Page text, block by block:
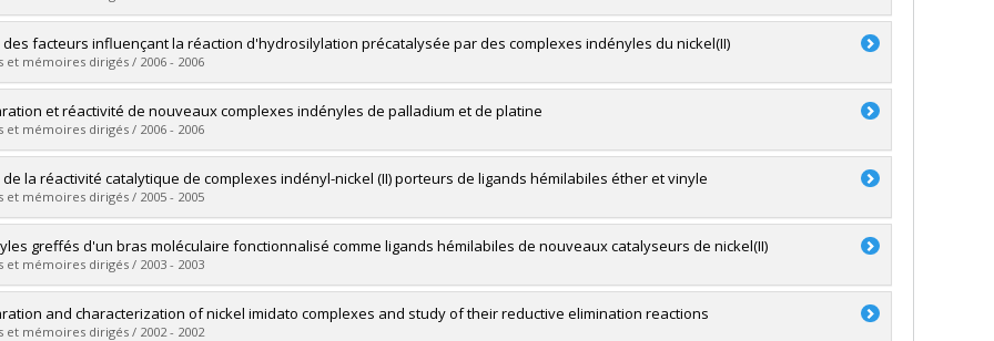
obtenu :M. Sc.
le document dans Papyrus
:Pandarus, Valerica
Maîtrise
obtenu :M. Sc.
le document dans Papyrus
des facteurs influençant la réaction d'hydrosilylation précatalysée par des complexes indényles du nickel(II)
et mémoires dirigés / 2006 - 2006
:Boucher, Sylvain
Maîtrise
obtenu :M. Sc.
le document dans Papyrus
et réactivité de nouveaux complexes indényles de palladium et de platine
et mémoires dirigés / 2006 - 2006
:Sui-Seng, Christine
Doctorat
obtenu :Ph. D.
le document dans Papyrus
de la réactivité catalytique de complexes indényl-nickel (II) porteurs de ligands hémilabiles éther et vinyle
et mémoires dirigés / 2005 - 2005
:Gareau, Daniel
Maîtrise
obtenu :M. Sc.
le document dans Papyrus
greffés d'un bras moléculaire fonctionnalisé comme ligands hémilabiles de nouveaux catalyseurs de nickel(II)
et mémoires dirigés / 2003 - 2003
:Groux, Laurent F.
Doctorat
and characterization of nickel imidato complexes and study of their reductive elimination reactions
et mémoires dirigés / 2002 - 2002